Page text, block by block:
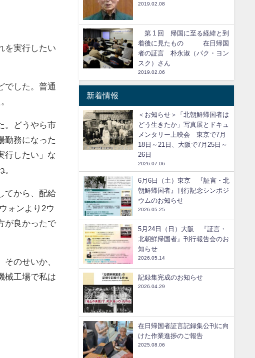
を実行したい
でした。普通
。どうやら市
勤務になった
行したい」な
てから、配給
ォンより2ウ
が良かったで
のせいか、
械工場で私は
2019.02.08
第 1 回 帰国に至る経緯と到
着後に見たもの 在日帰国
者の証言 朴永淑（パク・ヨン
スク）さん
2019.02.06
新着情報
＜お知らせ＞「北朝鮮帰国者は
どう生きたか」写真展とドキュ
メンタリー上映会 東京で7月
18日～21日、大阪で7月25日～
26日
2026.07.06
6月6日（土）東京 『証言・北
朝鮮帰国者』刊行記念シンポジ
ウムのお知らせ
2026.05.25
5月24日（日）大阪 『証言・
北朝鮮帰国者』刊行報告会のお
知らせ
2026.05.14
記録集完成のお知らせ
2026.04.29
在日帰国者証言記録集公刊に向
けた作業進捗のご報告
2025.08.06